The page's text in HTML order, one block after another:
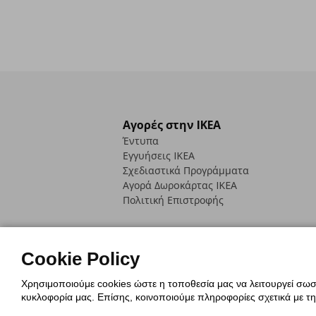
Αγορές στην IKEA
Έντυπα
Εγγυήσεις IKEA
Σχεδιαστικά Προγράμματα
Αγορά Δωρoκάρτας IKEA
Πολιτική Επιστροφής
Πολιτική CookiesΔήλωση
Cookie Policy
Χρησιμοποιούμε cookies ώστε η τοποθεσία μας να λειτουργεί
κυκλοφορία μας. Επίσης, κοινοποιούμε πληροφορίες σχετικά